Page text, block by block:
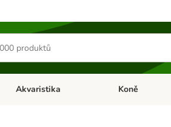
zvířata
Otevřít menu: Ptáci
Akvaristika Otevřít menu:
Koně